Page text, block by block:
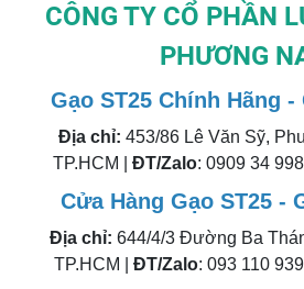
CÔNG TY CỔ PHẦN
PHƯƠNG
Gạo ST25 Chính Hãng -
Địa chỉ: 453/86 Lê Văn Sỹ,
TP.HCM | ĐT/Zalo: 0909 34
Cửa Hàng Gạo ST25 -
Địa chỉ: 644/4/3 Đường Ba
TP.HCM | ĐT/Zalo: 093 110